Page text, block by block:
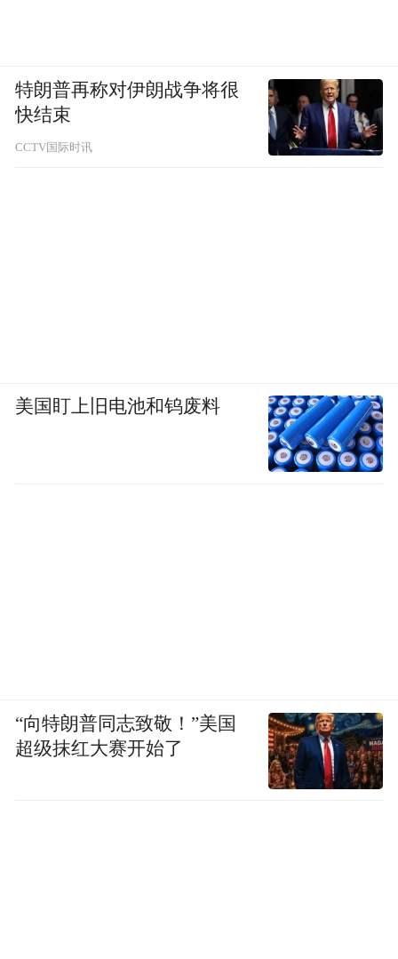
特朗普再称对伊朗战争将很
快结束
CCTV国际时讯
美国盯上旧电池和钨废料
“向特朗普同志致敬！”美国
超级抹红大赛开始了